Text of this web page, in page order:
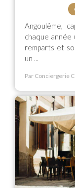
Angoulême,
chaque année
remparts et
un ...
Par Conciergerie